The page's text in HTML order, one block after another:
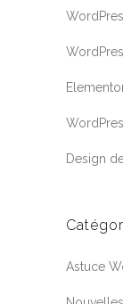
Design
Astuce